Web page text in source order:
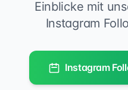
Einblicke mit
Instagram
Instagram